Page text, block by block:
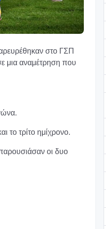
στο ΓΣΠ
μια αναμέτρηση που
το τρίτο ημίχρονο.
οι δυο